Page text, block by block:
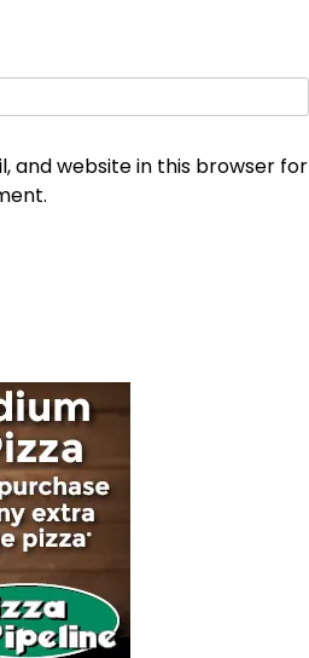
and website in this browser for